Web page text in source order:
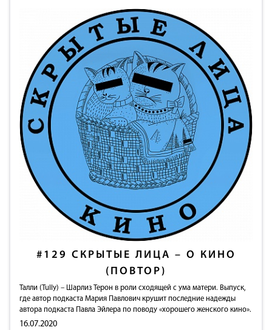
#129 СКРЫТЫЕ ЛИЦА – О КИНО
(ПОВТОР)
Талли (Tully) – Шарлиз Терон в роли сходящей с ума матери. Выпуск,
где автор подкаста Мария Павлович крушит последние надежды
автора подкаста Павла Эйлера по поводу «хорошего женского кино».
16.07.2020